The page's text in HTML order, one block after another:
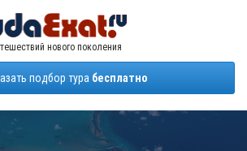
нового поколения
подбор тура бесплатно